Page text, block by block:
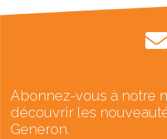
Abonnez-vous à notre
découvrir les
Generon.